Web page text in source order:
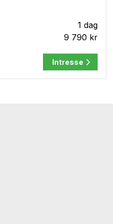
1 dag
9 790 kr
Intresse